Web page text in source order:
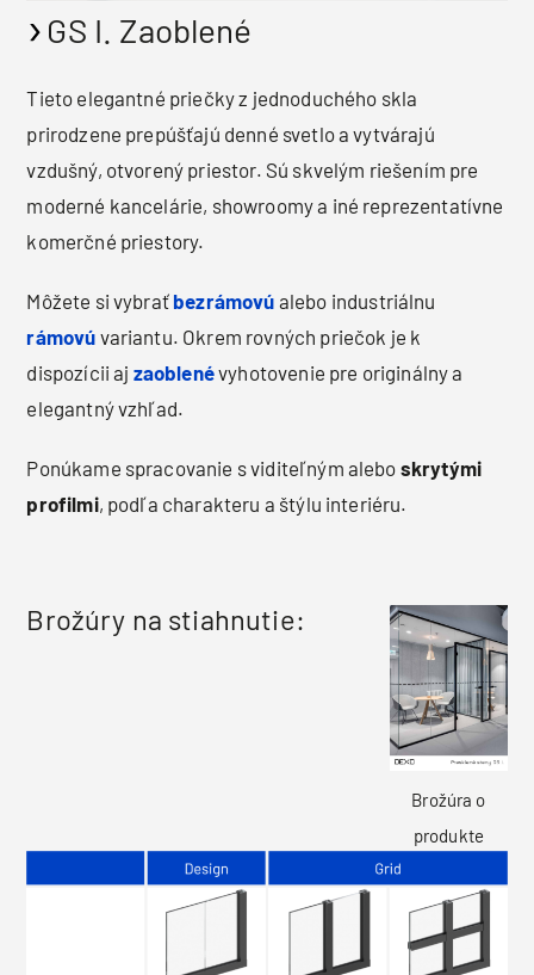
GS I. Zaoblené
Tieto elegantné priečky z jednoduchého skla
prirodzene prepúšťajú denné svetlo a vytvárajú
vzdušný, otvorený priestor. Sú skvelým riešením pre
moderné kancelárie, showroomy a iné reprezentatívne
komerčné priestory.
Môžete si vybrať bezrámovú alebo industriálnu
rámovú variantu. Okrem rovných priečok je k
dispozícii aj zaoblenévyhotovenie pre originálny a
elegantný vzhľad.
Ponúkame spracovanie s viditeľným alebo skrytými
profilmi, podľa charakteru a štýlu interiéru.
Brožúry na stiahnutie:
Brožúra o
produkte